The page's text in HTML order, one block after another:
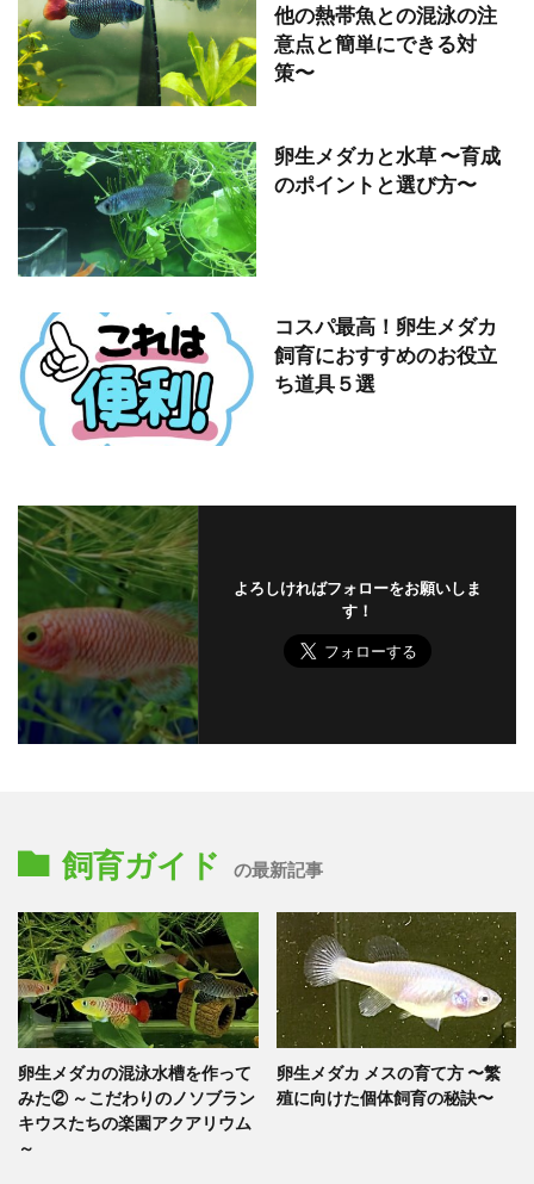
他の熱帯魚との混泳の注
意点と簡単にできる対
策〜
卵生メダカと水草 〜育成
のポイントと選び方〜
コスパ最高！卵生メダカ
飼育におすすめのお役立
ち道具５選
よろしければフォローをお願いしま
す！
飼育ガイド の最新記事
卵生メダカの混泳水槽を作って
みた② ～こだわりのノソブラン
キウスたちの楽園アクアリウム
～
卵生メダカ メスの育て方 〜繁
殖に向けた個体飼育の秘訣〜